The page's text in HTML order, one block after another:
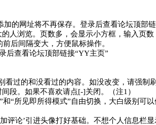
的网址将不再保存。登录后查看论坛顶部
人浏览。页数多，会显示小方框，输入页
后间隔变大，方便鼠标操作。
后查看论坛顶部链接“YY主页”
过的和没看过的内容。如没改变，请强制
段。如果不喜欢请点[-]关闭。（注1）
“所见即所得模式”自由切换，大白级别可以
评论’引进头像打好基础。不想个人信息栏